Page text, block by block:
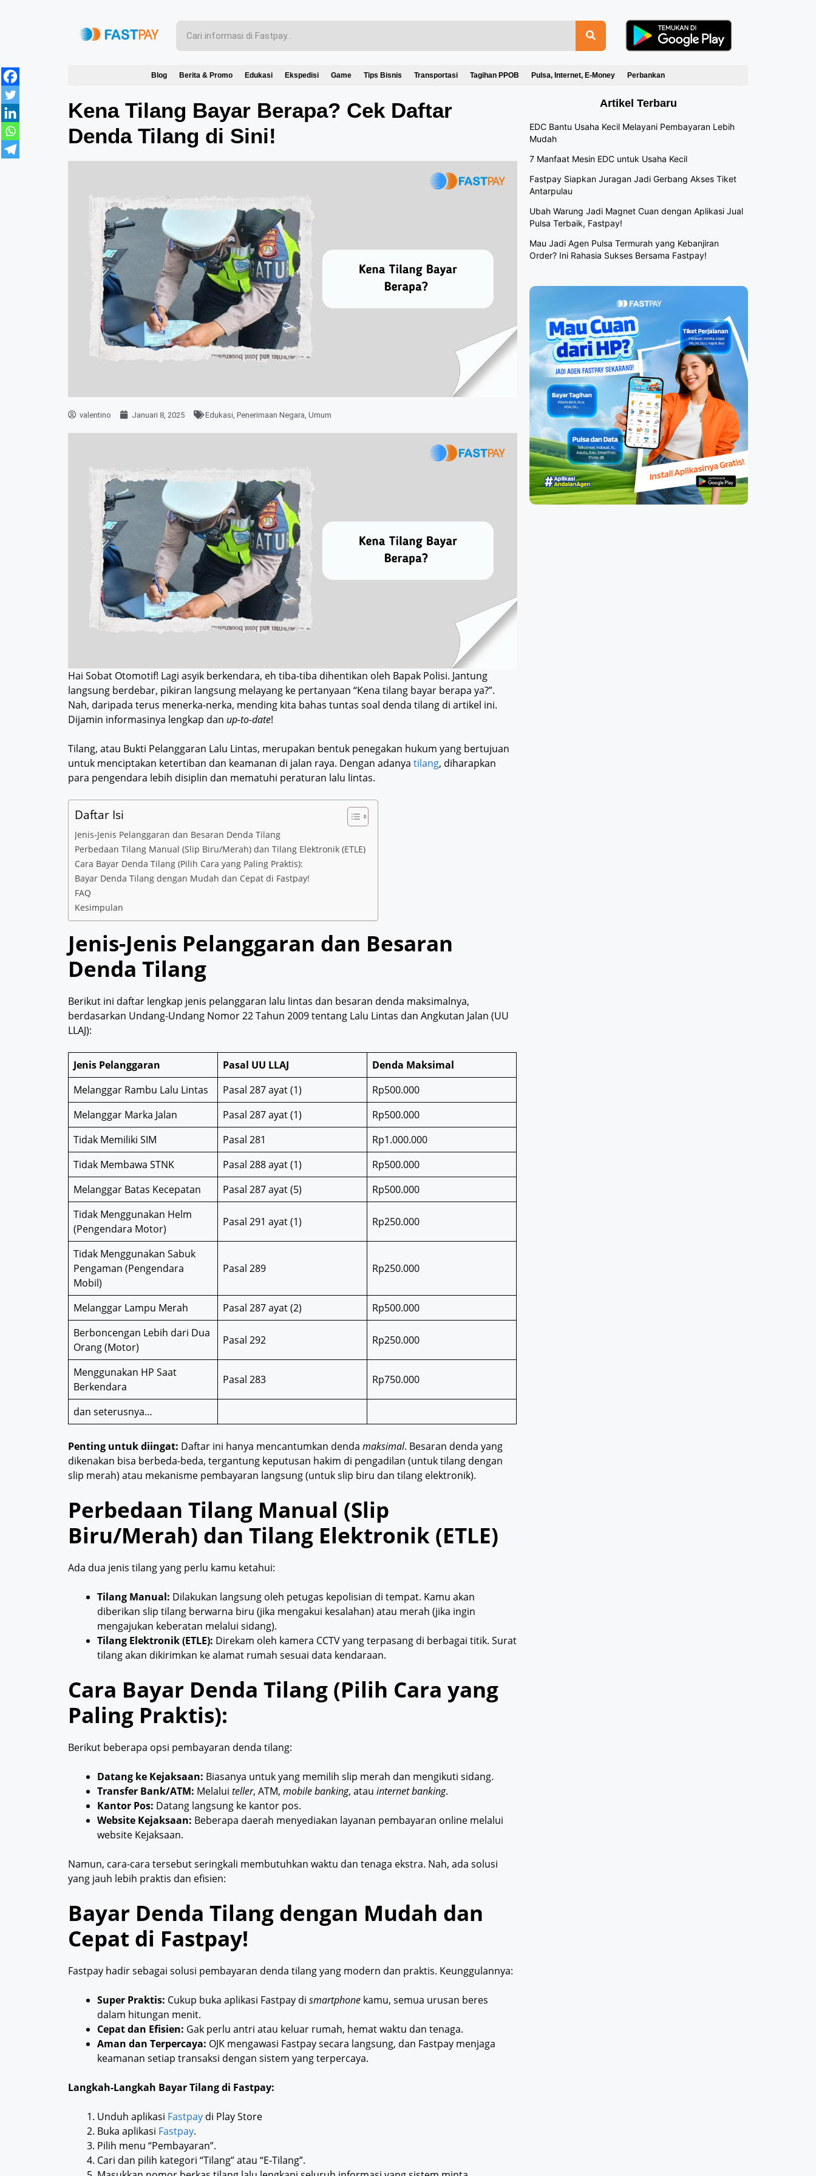
Blog Berita & Promo Edukasi Ekspedisi Game Tips Bisnis Transportasi Tagihan PPOB Pulsa, Internet, E-Money Perbankan
Kena Tilang Bayar Berapa? Cek Daftar
Denda Tilang di Sini!
valentino Januari 8, 2025 Edukasi Penerimaan Negara Umum
Hai Sobat Otomotif! Lagi asyik berkendara, eh tiba-tiba dihentikan oleh Bapak Polisi. Jantung
langsung berdebar, pikiran langsung melayang ke pertanyaan “Kena tilang bayar berapa ya?”.
Nah, daripada terus menerka-nerka, mending kita bahas tuntas soal denda tilang di artikel ini.
Dijamin informasinya lengkap dan up-to-date!
Tilang, atau Bukti Pelanggaran Lalu Lintas, merupakan bentuk penegakan hukum yang bertujuan
untuk menciptakan ketertiban dan keamanan di jalan raya. Dengan adanya tilang, diharapkan
para pengendara lebih disiplin dan mematuhi peraturan lalu lintas.
Daftar Isi
Jenis-Jenis Pelanggaran dan Besaran Denda Tilang
Perbedaan Tilang Manual (Slip Biru/Merah) dan Tilang Elektronik (ETLE)
Cara Bayar Denda Tilang (Pilih Cara yang Paling Praktis):
Bayar Denda Tilang dengan Mudah dan Cepat di Fastpay!
FAQ
Kesimpulan
Jenis-Jenis Pelanggaran dan Besaran
Denda Tilang
Berikut ini daftar lengkap jenis pelanggaran lalu lintas dan besaran denda maksimalnya,
berdasarkan Undang-Undang Nomor 22 Tahun 2009 tentang Lalu Lintas dan Angkutan Jalan (UU
LLAJ):
Jenis Pelanggaran Pasal UU LLAJ
Denda Maksimal
Melanggar Rambu Lalu Lintas
Pasal 287 ayat (1)
Rp500.000
Melanggar Marka Jalan
Pasal 287 ayat (1)
Rp500.000
Tidak Memiliki SIM
Pasal 281
Rp1.000.000
Tidak Membawa STNK
Pasal 288 ayat (1)
Rp500.000
Melanggar Batas Kecepatan
Pasal 287 ayat (5)
Rp500.000
Tidak Menggunakan Helm
(Pengendara Motor)
Pasal 291 ayat (1) Rp250.000
Tidak Menggunakan Sabuk
Pengaman (Pengendara
Mobil)
Pasal 289 Rp250.000
Melanggar Lampu Merah Pasal 287 ayat (2)
Rp500.000
Berboncengan Lebih dari Dua
Orang (Motor)
Pasal 292 Rp250.000
Menggunakan HP Saat
Berkendara
Pasal 283 Rp750.000
dan seterusnya…
Penting untuk diingat: Daftar ini hanya mencantumkan denda maksimal. Besaran denda yang
dikenakan bisa berbeda-beda, tergantung keputusan hakim di pengadilan (untuk tilang dengan
slip merah) atau mekanisme pembayaran langsung (untuk slip biru dan tilang elektronik).
Perbedaan Tilang Manual (Slip
Biru/Merah) dan Tilang Elektronik (ETLE)
Ada dua jenis tilang yang perlu kamu ketahui:
Tilang Manual: Dilakukan langsung oleh petugas kepolisian di tempat. Kamu akan
diberikan slip tilang berwarna biru (jika mengakui kesalahan) atau merah (jika ingin
mengajukan keberatan melalui sidang).
Tilang Elektronik (ETLE): Direkam oleh kamera CCTV yang terpasang di berbagai titik. Surat
tilang akan dikirimkan ke alamat rumah sesuai data kendaraan.
Cara Bayar Denda Tilang (Pilih Cara yang
Paling Praktis):
Berikut beberapa opsi pembayaran denda tilang:
Datang ke Kejaksaan: Biasanya untuk yang memilih slip merah dan mengikuti sidang.
Transfer Bank/ATM: Melalui teller, ATM, mobile banking, atau internet banking.
Kantor Pos: Datang langsung ke kantor pos.
Website Kejaksaan: Beberapa daerah menyediakan layanan pembayaran online melalui
website Kejaksaan.
Namun, cara-cara tersebut seringkali membutuhkan waktu dan tenaga ekstra. Nah, ada solusi
yang jauh lebih praktis dan efisien:
Bayar Denda Tilang dengan Mudah dan
Cepat di Fastpay!
Fastpay hadir sebagai solusi pembayaran denda tilang yang modern dan praktis. Keunggulannya:
Super Praktis: Cukup buka aplikasi Fastpay di smartphone kamu, semua urusan beres
dalam hitungan menit.
Cepat dan Efisien: Gak perlu antri atau keluar rumah, hemat waktu dan tenaga.
Aman dan Terpercaya: OJK mengawasi Fastpay secara langsung, dan Fastpay menjaga
keamanan setiap transaksi dengan sistem yang terpercaya.
Langkah-Langkah Bayar Tilang di Fastpay:
Unduh aplikasi Fastpay di Play Store
Buka aplikasi Fastpay.
Pilih menu “Pembayaran”.
Cari dan pilih kategori “Tilang” atau “E-Tilang”.
Artikel Terbaru
EDC Bantu Usaha Kecil Melayani Pembayaran Lebih
Mudah
7 Manfaat Mesin EDC untuk Usaha Kecil
Fastpay Siapkan Juragan Jadi Gerbang Akses Tiket
Antarpulau
Ubah Warung Jadi Magnet Cuan dengan Aplikasi Jual
Pulsa Terbaik, Fastpay!
Mau Jadi Agen Pulsa Termurah yang Kebanjiran
Order? Ini Rahasia Sukses Bersama Fastpay!